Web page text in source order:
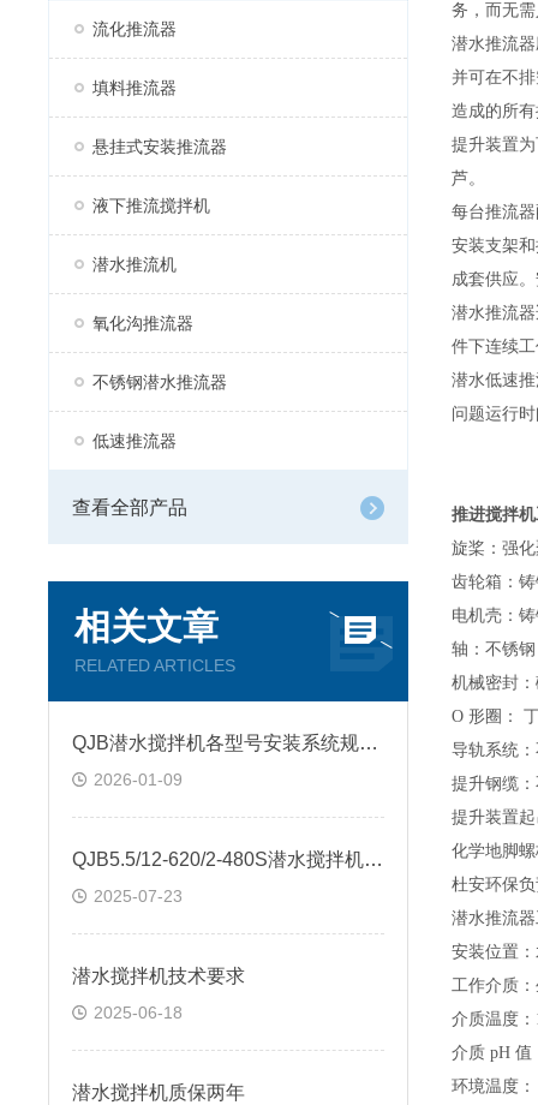
流化推流器
填料推流器
悬挂式安装推流器
液下推流搅拌机
潜水推流机
氧化沟推流器
不锈钢潜水推流器
低速推流器
查看全部产品
相关文章
RELATED ARTICLES
QJB潜水搅拌机各型号安装系统规格尺寸
2026-01-09
QJB5.5/12-620/2-480S潜水搅拌机起吊式安装
2025-07-23
潜水搅拌机技术要求
2025-06-18
潜水搅拌机质保两年
务，而无
潜水推流
并可在不
造成的所
提升装置
芦。
每台推流
安装支架
成套供应
潜水推流
件下连续
潜水低速
问题运行
推进搅拌
旋桨：强
齿轮箱：
电机壳：
轴：不锈钢
机械密封
O 形圈：
导轨系统
提升钢缆
提升装置
化学地脚
杜安环保
潜水推流
安装位置
工作介质
介质温度：
介质 pH 值
环境温度